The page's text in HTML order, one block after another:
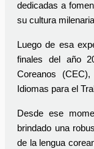
dedicadas a
su cultura
Luego de esa
finales del año
Coreanos
Idiomas para el
Desde ese
brindado una
de la lengua